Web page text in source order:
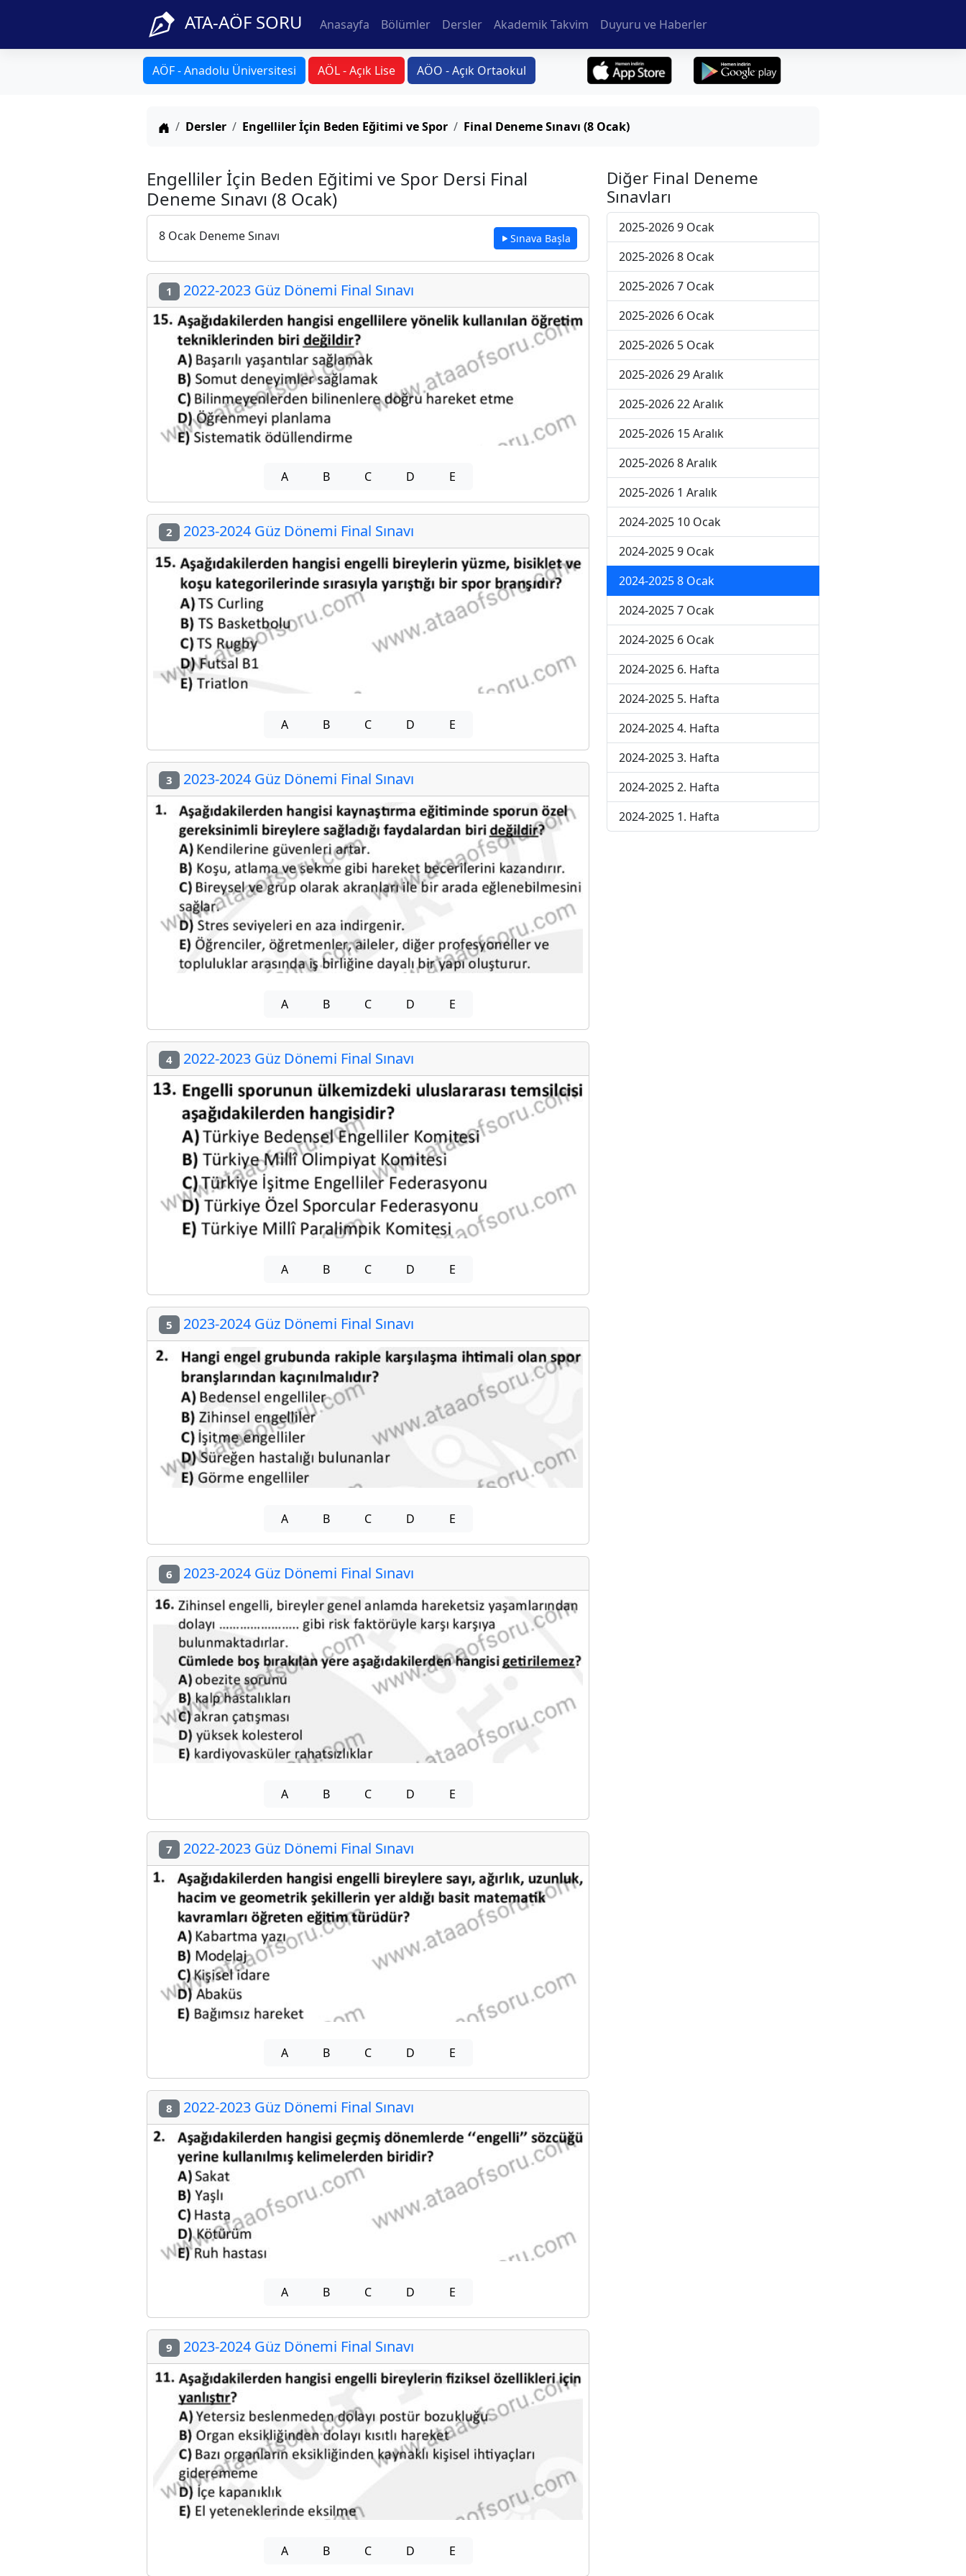
ATA-AÖF SORU Anasayfa Bölümler Dersler Akademik Takvim Duyuru ve Haberler
AÖF - Anadolu Üniversitesi AÖL - Açık Lise AÖO - Açık Ortaokul
Anasayfa
Dersler Engelliler İçin Beden Eğitimi ve Spor Final Deneme Sınavı (8 Ocak)
Engelliler İçin Beden Eğitimi ve Spor Dersi Final
Deneme Sınavı (8 Ocak)
8 Ocak Deneme Sınavı Sınava Başla
1 2022-2023 Güz Dönemi Final Sınavı
A B C D E
2 2023-2024 Güz Dönemi Final Sınavı
A B C D E
3 2023-2024 Güz Dönemi Final Sınavı
A B C D E
4 2022-2023 Güz Dönemi Final Sınavı
A B C D E
5 2023-2024 Güz Dönemi Final Sınavı
A B C D E
6 2023-2024 Güz Dönemi Final Sınavı
A B C D E
7 2022-2023 Güz Dönemi Final Sınavı
A B C D E
8 2022-2023 Güz Dönemi Final Sınavı
A B C D E
9 2023-2024 Güz Dönemi Final Sınavı
A B C D E
Diğer Final Deneme
Sınavları
2025-2026 9 Ocak
2025-2026 8 Ocak
2025-2026 7 Ocak
2025-2026 6 Ocak
2025-2026 5 Ocak
2025-2026 29 Aralık
2025-2026 22 Aralık
2025-2026 15 Aralık
2025-2026 8 Aralık
2025-2026 1 Aralık
2024-2025 10 Ocak
2024-2025 9 Ocak
2024-2025 8 Ocak
2024-2025 7 Ocak
2024-2025 6 Ocak
2024-2025 6. Hafta
2024-2025 5. Hafta
2024-2025 4. Hafta
2024-2025 3. Hafta
2024-2025 2. Hafta
2024-2025 1. Hafta